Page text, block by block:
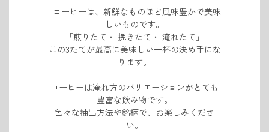
コーヒーは、新鮮なものほど風味豊かで美味
しいものです。
「煎りたて・ 挽きたて・ 淹れたて」
この3たてが最高に美味しい一杯の決め手にな
ります。
コーヒーは淹れ方のバリエーションがとても
豊富な飲み物です。
色々な抽出方法や銘柄で、お楽しみくださ
い。